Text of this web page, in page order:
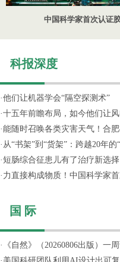
中国科学家首次认证
科报深度
·他们让机器学会“隔空探测术”
·十五年前瞻布局，如今他们让
·能随时召唤各类灾害天气！合
· 从“书架”到“货架”：跨越20年的
· 短肠综合征患儿有了治疗新选择
· 力直接构成物质！中国科学家
国 际
·
《自然》（20260806出版）一